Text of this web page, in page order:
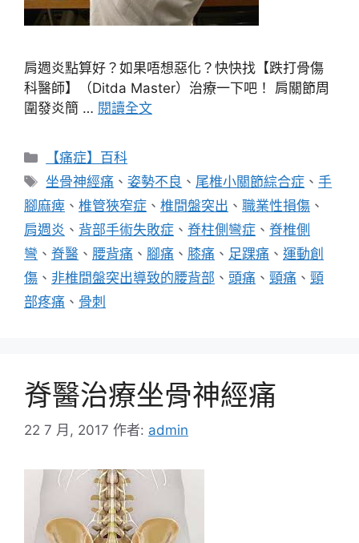
肩週炎點算好？如果唔想惡化？快快找【跌打骨傷
科醫師】（Ditda Master）治療一下吧！ 肩關節周
圍發炎簡 … 閱讀全文
分
類
【痛症】百科
標
籤
坐骨神經痛 、姿勢不良 、 尾椎小關節綜合症 、手
腳麻痺 、 椎管狹窄症 、 椎間盤突出 、 職業性損傷 、
肩週炎 、 背部手術失敗症 、 脊柱側彎症 、 脊椎側
彎 、 脊醫 、 腰背痛 、 腳痛 、 膝痛 、 足踝痛 、 運動創
傷 、 非椎間盤突出導致的腰背部 、 頭痛 、 頸痛 、 頸
部疼痛 、 骨刺
脊醫治療坐骨神經痛
22 7 月, 2017 作者: admin